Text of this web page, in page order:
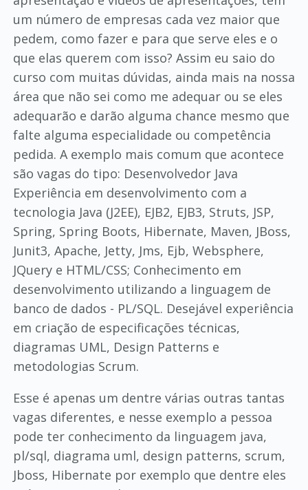
um número de empresas cada vez maior que
pedem, como fazer e para que serve eles e o
que elas querem com isso? Assim eu saio do
curso com muitas dúvidas, ainda mais na nossa
área que não sei como me adequar ou se eles
adequarão e darão alguma chance mesmo que
falte alguma especialidade ou competência
pedida. A exemplo mais comum que acontece
são vagas do tipo: Desenvolvedor Java
Experiência em desenvolvimento com a
tecnologia Java (J2EE), EJB2, EJB3, Struts, JSP,
Spring, Spring Boots, Hibernate, Maven, JBoss,
Junit3, Apache, Jetty, Jms, Ejb, Websphere,
JQuery e HTML/CSS; Conhecimento em
desenvolvimento utilizando a linguagem de
banco de dados - PL/SQL. Desejável experiência
em criação de especificações técnicas,
diagramas UML, Design Patterns e
metodologias Scrum.
Esse é apenas um dentre várias outras tantas
vagas diferentes, e nesse exemplo a pessoa
pode ter conhecimento da linguagem java,
pl/sql, diagrama uml, design patterns, scrum,
Jboss, Hibernate por exemplo que dentre eles